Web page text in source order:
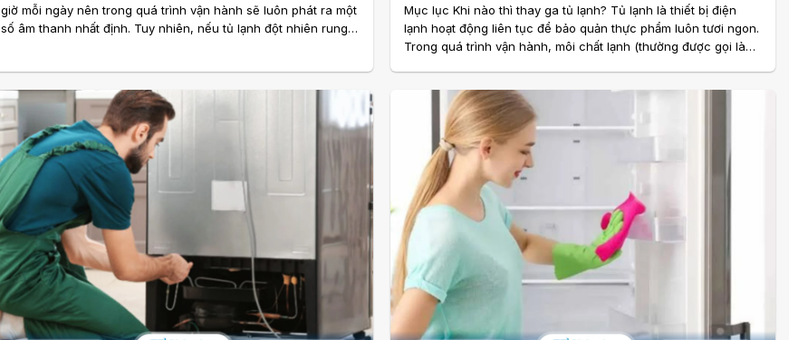
giờ mỗi ngày nên trong quá trình vận hành sẽ luôn phát ra một
số âm thanh nhất định. Tuy nhiên, nếu tủ lạnh đột nhiên rung
hỏng nghiêm trọng, làm giảm tuổi thọ của tủ lạnh và tăng chi
phí sửa chữa. Trong. . .
Mục lục Khi nào thì thay ga tủ lạnh? Tủ lạnh là thiết bị điện
lạnh hoạt động liên tục để bảo quản thực phẩm luôn tươi ngon.
Trong quá trình vận hành, môi chất lạnh (thường được gọi là
dụng lượng gas có thể bị thiếu hoặc do hệ thống làm lạnh bị rò
rỉ sẽ khiến tủ lạnh hoạt động kém hiệu quả. Nhiều người chỉ
phát hiện được tình trạng. . .